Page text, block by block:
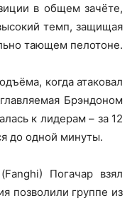
в общем зачёте,
темп, защищая
тающем пелотоне.
когда атаковал
Брэндоном
к лидерам – за 12
до одной минуты.
Погачар взял
позволили группе из